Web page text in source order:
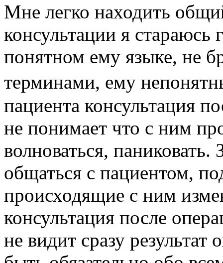
Мне легко находить
консультации я стараюсь
понятном ему языке, не
терминами, ему
пациента консультация
не понимает что с ним
волноваться,
общаться с пациентом,
происходящие с ним
консультация после
не видит сразу